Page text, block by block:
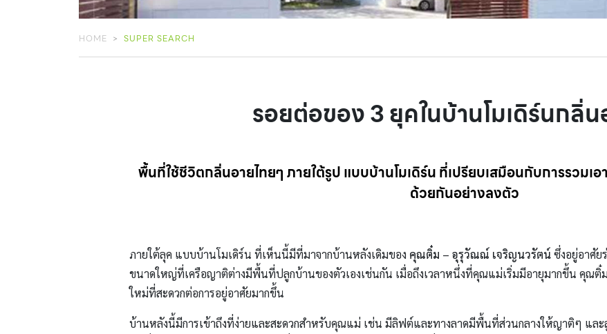
HOME SUPER SEARCH
รอยต่อของ 3 ยุคในบ้านโมเดิร์นกลิ่น
พื้นที่ใช้ชีวิตกลิ่นอายไทยๆ ภายใต้รูป แบบบ้านโมเดิร์น ที่เปรียบเสมือนกับการรวมเ
ด้วยกันอย่างลงตัว
ภายใต้ลุค แบบบ้านโมเดิร์น ที่เห็นนี้มีที่มาจากบ้านหลังเดิมของ คุณติ๋ม – อุรุวัณณ์ เจริญนวรัตน์ซึ่งอยู่อาศั
ขนาดใหญ่ที่เครือญาติต่างมีพื้นที่ปลูกบ้านของตัวเองเช่นกัน เมื่อถึงเวลาหนึ่งที่คุณแม่เริ่มมีอายุมากขึ้น คุณติ๋
ใหม่ที่สะดวกต่อการอยู่อาศัยมากขึ้น
บ้านหลังนี้มีการเข้าถึงที่ง่ายและสะดวกสำหรับคุณแม่ เช่น มีลิฟต์และทางลาดมีพื้นที่ส่วนกลางให้ญาติๆ แล